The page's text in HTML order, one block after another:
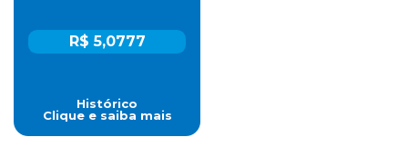
R$ 5,0777
Histórico
Clique e saiba mais